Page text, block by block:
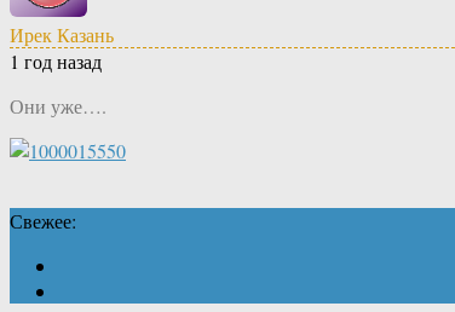
Ирек Казань
1 год назад
Они уже….
Свежее: